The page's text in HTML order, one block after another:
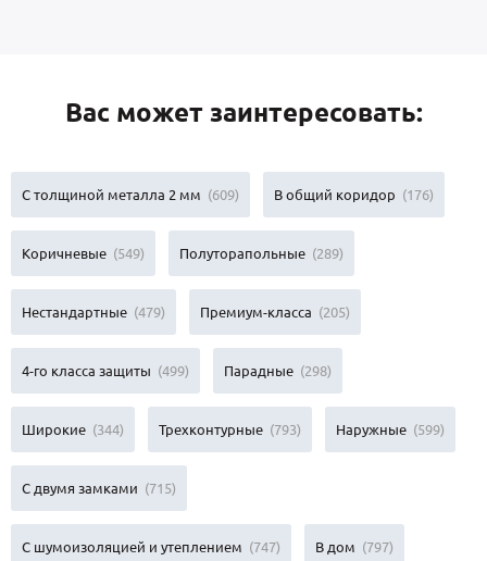
Вас может заинтересовать:
С толщиной металла 2 мм (609) В общий коридор (176)
Коричневые (549) Полуторапольные (289)
Нестандартные (479) Премиум-класса (205)
4-го класса защиты (499) Парадные (298)
Широкие (344) Трехконтурные (793) Наружные (599)
С двумя замками (715)
С шумоизоляцией и утеплением (747) В дом (797)